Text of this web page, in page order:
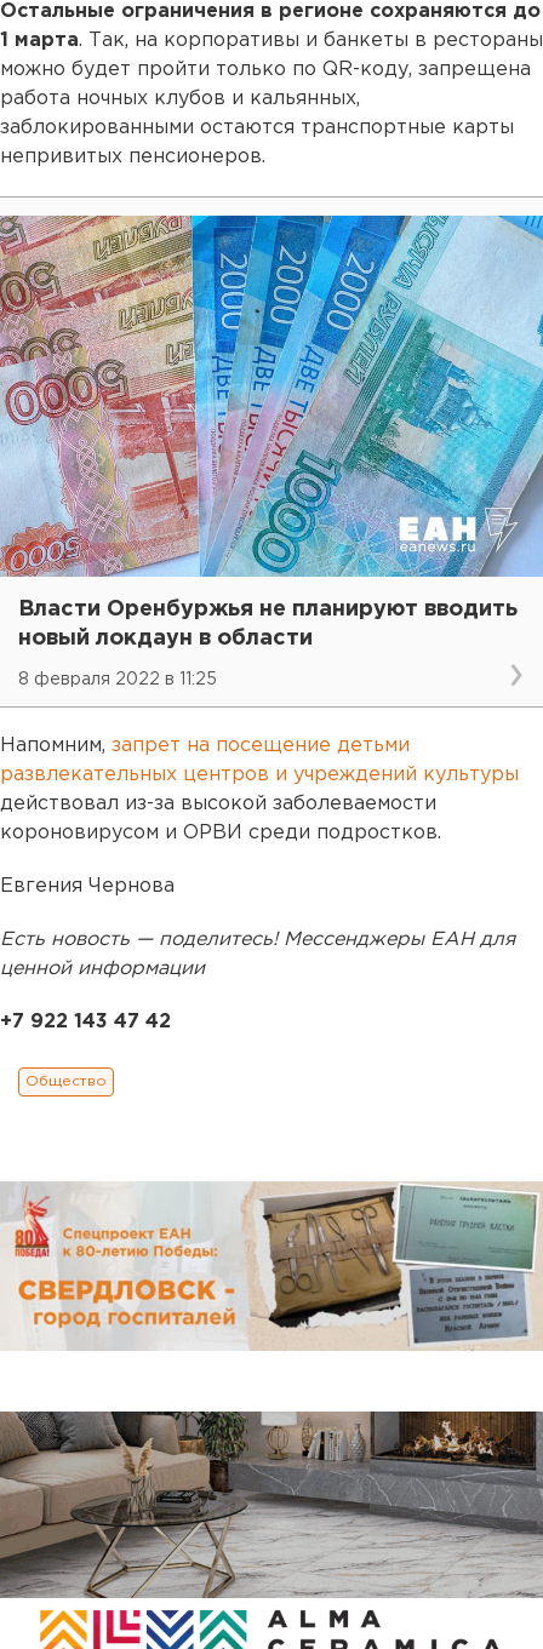
Остальные ограничения в регионе сохраняются до
1 марта. Так, на корпоративы и банкеты в рестораны
можно будет пройти только по QR-коду, запрещена
работа ночных клубов и кальянных,
заблокированными остаются транспортные карты
непривитых пенсионеров.
Власти Оренбуржья не планируют вводить
новый локдаун в области
8 февраля 2022 в 11:25
Напомним, запрет на посещение детьми
развлекательных центров и учреждений культуры
действовал из-за высокой заболеваемости
короновирусом и ОРВИ среди подростков.
Евгения Чернова
Есть новость — поделитесь! Мессенджеры ЕАН для
ценной информации
+7 922 143 47 42
Общество